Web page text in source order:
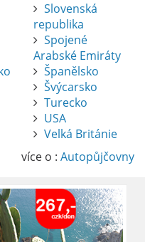
Slovenská
republika
Spojené
Arabské Emiráty
Španělsko
Švýcarsko
Turecko
USA
Velká Británie
více o : Autopůjčovny
Alicante
v Alicante je výborný
objevovat město i jeho
Blanca, se nachází
Alicante.